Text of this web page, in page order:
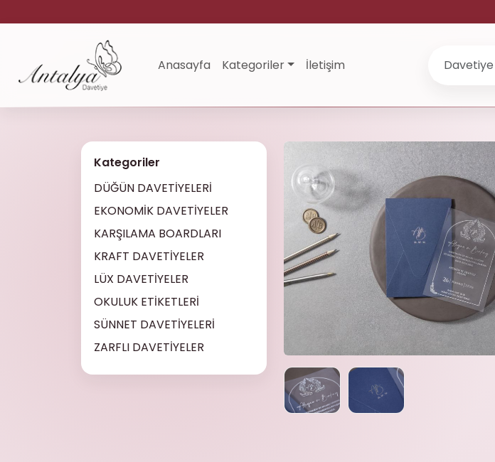
Anasayfa Kategoriler İletişim
Kategoriler
DÜĞÜN DAVETİYELERİ
EKONOMİK DAVETİYELER
KARŞILAMA BOARDLARI
KRAFT DAVETİYELER
LÜX DAVETİYELER
OKULUK ETİKETLERİ
SÜNNET DAVETİYELERİ
ZARFLI DAVETİYELER